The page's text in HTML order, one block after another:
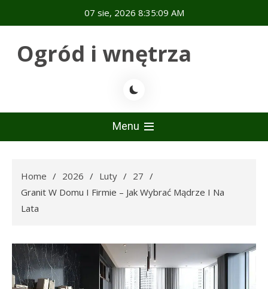
to
07 sie, 2026 8:35:10 AM
Ogród i wnętrza
Menu
Home 2026 Luty
27
Granit W Domu I Firmie – Jak Wybrać Mądrze I Na
Lata